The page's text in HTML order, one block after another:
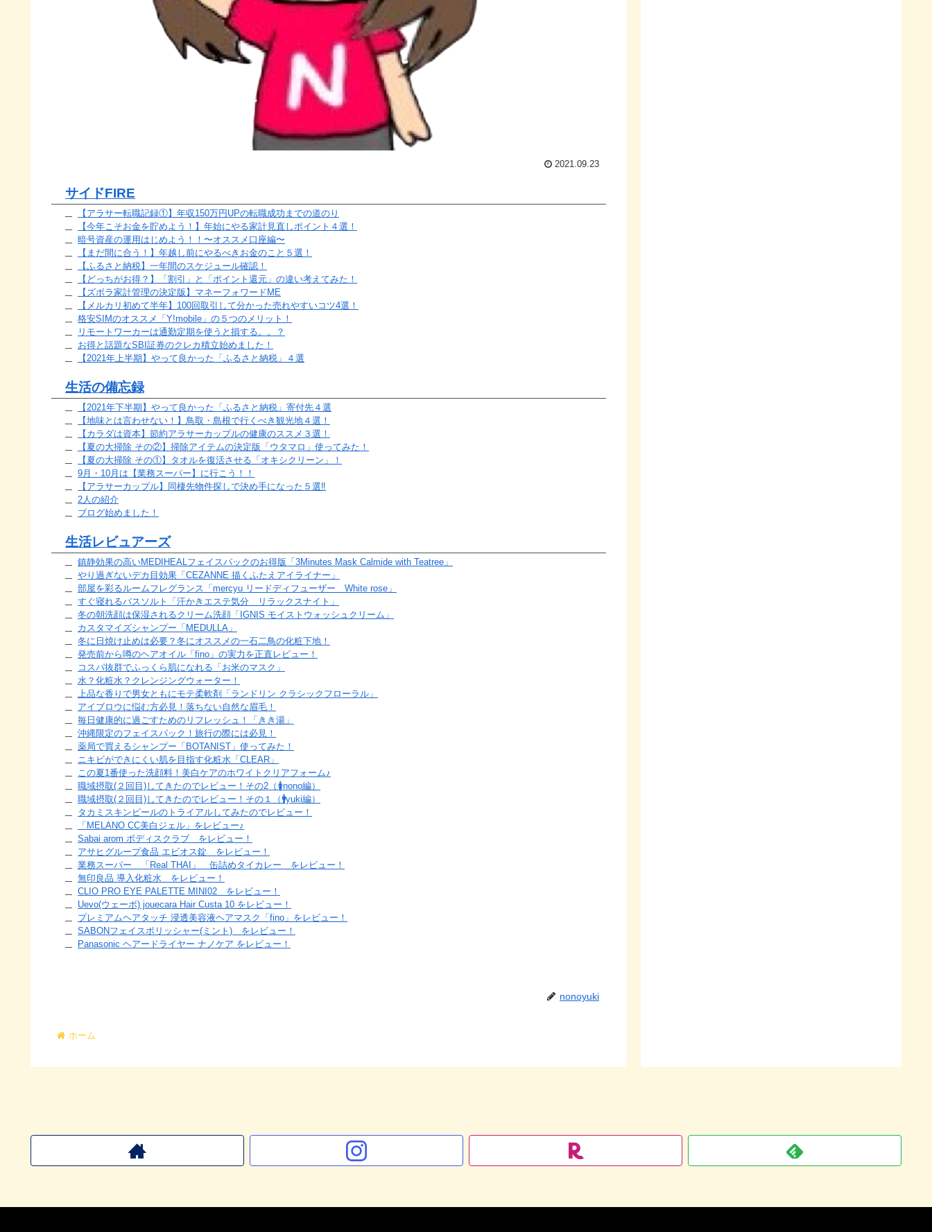
2021.09.23
サイドFIRE
【アラサー転職記録①】年収150万円UPの転職成功までの道のり
【今年こそお金を貯めよう！】年始にやる家計見直しポイント４選！
暗号資産の運用はじめよう！！〜オススメ口座編〜
【まだ間に合う！】年越し前にやるべきお金のこと５選！
【ふるさと納税】一年間のスケジュール確認！
【どっちがお得？】「割引」と「ポイント還元」の違い考えてみた！
【ズボラ家計管理の決定版】マネーフォワードME
【メルカリ初めて半年】100回取引して分かった売れやすいコツ4選！
格安SIMのオススメ「Y!mobile」の５つのメリット！
リモートワーカーは通勤定期を使うと損する。。？
お得と話題なSBI証券のクレカ積立始めました！
【2021年上半期】やって良かった「ふるさと納税」４選
生活の備忘録
【2021年下半期】やって良かった「ふるさと納税」寄付先４選
【地味とは言わせない！】鳥取・島根で行くべき観光地４選！
【カラダは資本】節約アラサーカップルの健康のススメ３選！
【夏の大掃除 その②】掃除アイテムの決定版「ウタマロ」使ってみた！
【夏の大掃除 その①】タオルを復活させる「オキシクリーン」！
9月・10月は【業務スーパー】に行こう！！
【アラサーカップル】同棲先物件探しで決め手になった５選‼︎
2人の紹介
ブログ始めました！
生活レビュアーズ
鎮静効果の高いMEDIHEALフェイスパックのお得版「3Minutes Mask Calmide with Teatree」
やり過ぎないデカ目効果「CEZANNE 描くふたえアイライナー」
部屋を彩るルームフレグランス「mercyu リードディフューザー White rose」
すぐ寝れるバスソルト「汗かきエステ気分 リラックスナイト」
冬の朝洗顔は保湿されるクリーム洗顔「IGNIS モイストウォッシュクリーム」
カスタマイズシャンプー「MEDULLA」
冬に日焼け止めは必要？冬にオススメの一石二鳥の化粧下地！
発売前から噂のヘアオイル「fino」の実力を正直レビュー！
コスパ抜群でふっくら肌になれる「お米のマスク」
水？化粧水？クレンジングウォーター！
上品な香りで男女ともにモテ柔軟剤「ランドリン クラシックフローラル」
アイブロウに悩む方必見！落ちない自然な眉毛！
毎日健康的に過ごすためのリフレッシュ！「きき湯」
沖縄限定のフェイスパック！旅行の際には必見！
薬局で買えるシャンプー「BOTANIST」使ってみた！
ニキビができにくい肌を目指す化粧水「CLEAR」
この夏1番使った洗顔料！美白ケアのホワイトクリアフォーム♪
職域摂取(２回目)してきたのでレビュー！その2（🚺nono編）
職域摂取(２回目)してきたのでレビュー！その１（🚹yuki編）
タカミスキンピールのトライアルしてみたのでレビュー！
「MELANO CC美白ジェル」をレビュー♪
Sabai arom ボディスクラブ をレビュー！
アサヒグループ食品 エビオス錠 をレビュー！
業務スーパー 「Real THAI」 缶詰めタイカレー をレビュー！
無印良品 導入化粧水 をレビュー！
CLIO PRO EYE PALETTE MINI02 をレビュー！
Uevo(ウェーボ) jouecara Hair Custa 10 をレビュー！
プレミアムヘアタッチ 浸透美容液ヘアマスク「fino」をレビュー！
SABONフェイスポリッシャー(ミント) をレビュー！
Panasonic ヘアードライヤー ナノケア をレビュー！
nonoyuki
ホーム